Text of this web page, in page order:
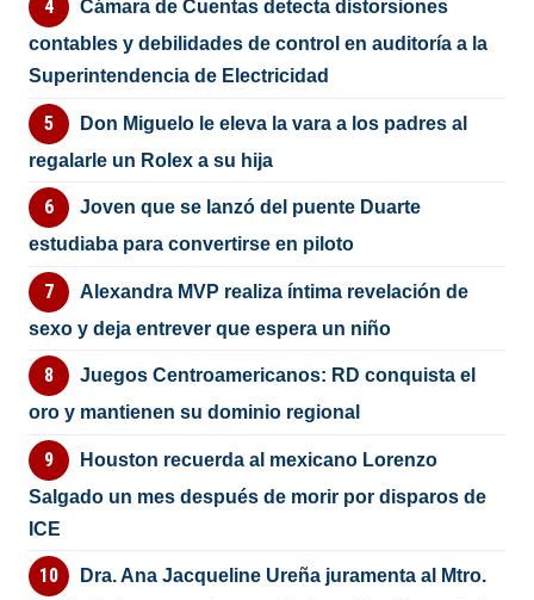
Cámara de Cuentas detecta distorsiones
contables y debilidades de control en auditoría a la
Superintendencia de Electricidad
Don Miguelo le eleva la vara a los padres al
regalarle un Rolex a su hija
Joven que se lanzó del puente Duarte
estudiaba para convertirse en piloto
Alexandra MVP realiza íntima revelación de
sexo y deja entrever que espera un niño
Juegos Centroamericanos: RD conquista el
oro y mantienen su dominio regional
Houston recuerda al mexicano Lorenzo
Salgado un mes después de morir por disparos de
ICE
Dra. Ana Jacqueline Ureña juramenta al Mtro.